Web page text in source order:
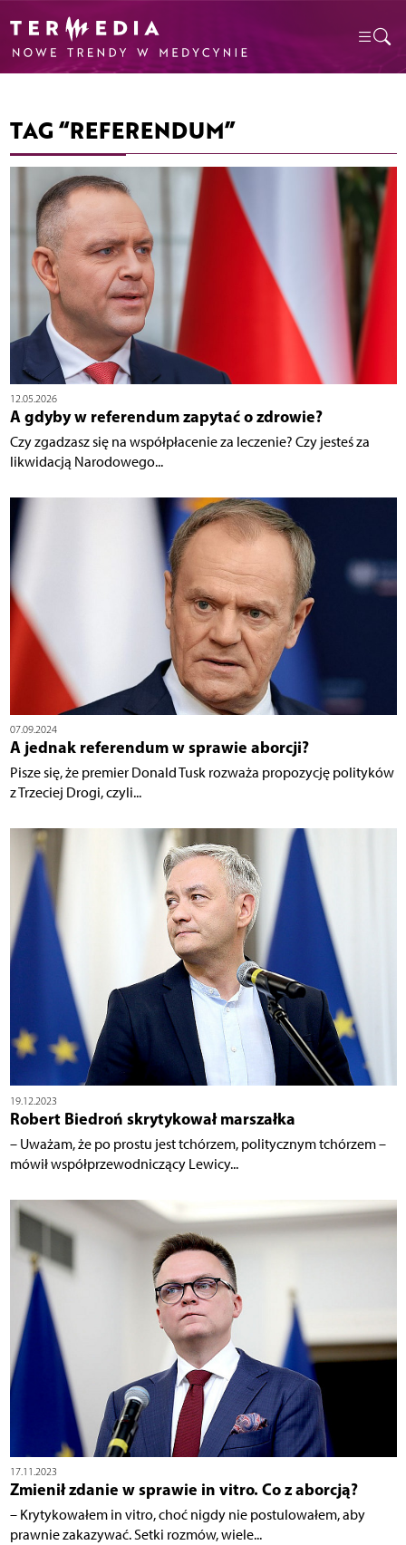
TAG “REFERENDUM”
12.05.2026
A gdyby w referendum zapytać o zdrowie?
Czy zgadzasz się na współpłacenie za leczenie? Czy jesteś za
likwidacją Narodowego...
07.09.2024
A jednak referendum w sprawie aborcji?
Pisze się, że premier Donald Tusk rozważa propozycję polityków
z Trzeciej Drogi, czyli...
19.12.2023
Robert Biedroń skrytykował marszałka
– Uważam, że po prostu jest tchórzem, politycznym tchórzem –
mówił współprzewodniczący Lewicy...
17.11.2023
Zmienił zdanie w sprawie in vitro. Co z aborcją?
– Krytykowałem in vitro, choć nigdy nie postulowałem, aby
prawnie zakazywać. Setki rozmów, wiele...